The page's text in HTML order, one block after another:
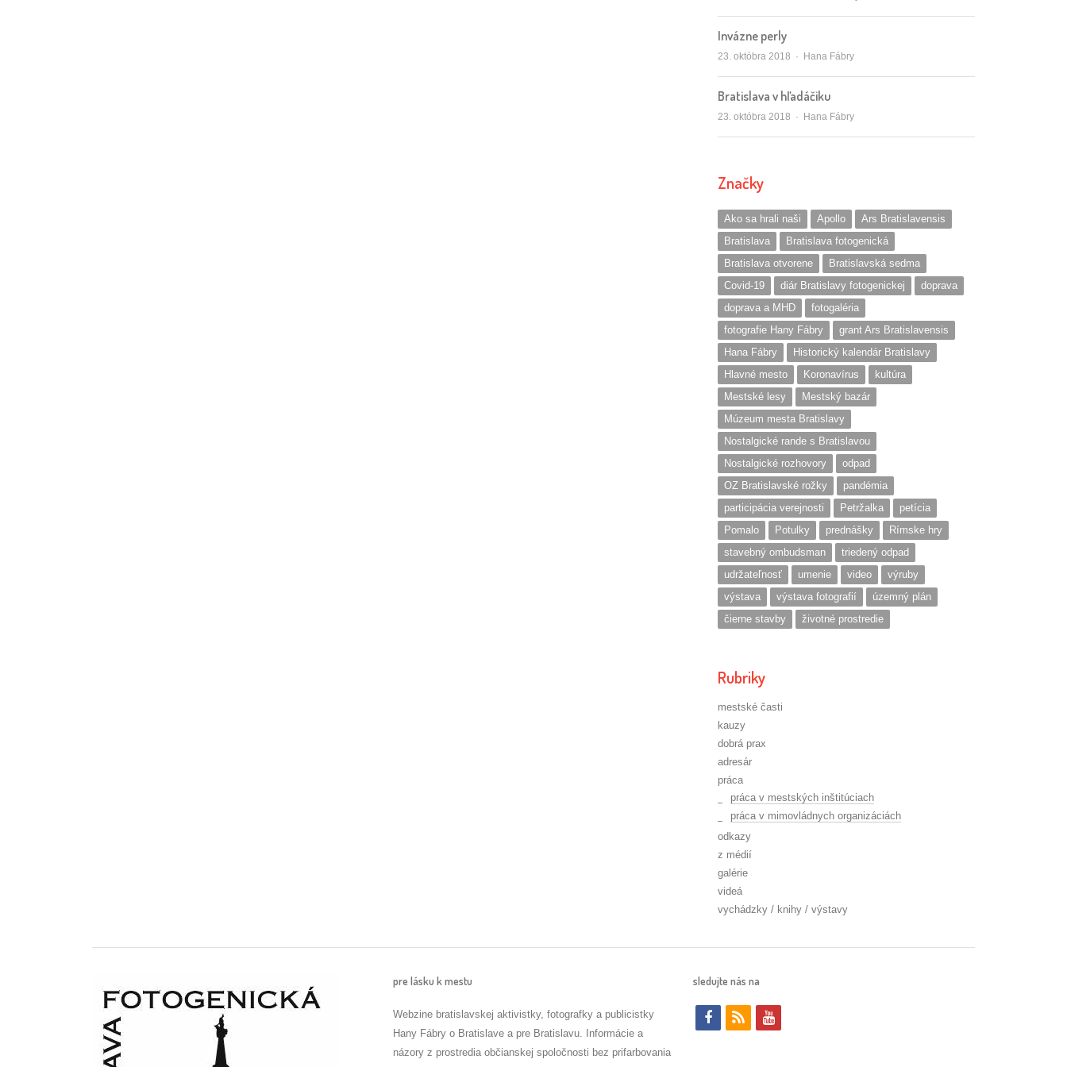
Invázne perly
23. októbra 2018 Autor/ka
Hana Fábry
Bratislava v hľadáčiku
23. októbra 2018 Autor/ka
Hana Fábry
Značky
Ako sa hrali naši Apollo
Ars Bratislavensis
Bratislava
Bratislava fotogenická
Bratislava otvorene
Bratislavská sedma
Covid-19
diár Bratislavy fotogenickej
doprava
doprava a MHD
fotogaléria
fotografie Hany Fábry
grant Ars Bratislavensis
Hana Fábry
Historický kalendár Bratislavy
Hlavné mesto
Koronavírus
kultúra
Mestské lesy
Mestský bazár
Múzeum mesta Bratislavy
Nostalgické rande s Bratislavou
Nostalgické rozhovory
odpad
OZ Bratislavské rožky
pandémia
participácia verejnosti
Petržalka
petícia
Pomalo
Potulky prednášky
Rímske hry
stavebný ombudsman
triedený odpad
udržateľnosť
umenie video
výruby
výstava
výstava fotografií
územný plán
čierne stavby
životné prostredie
Rubriky
mestské časti
kauzy
dobrá prax
adresár
práca
práca v mestských inštitúciach
práca v mimovládnych organizáciách
odkazy
z médií
galérie
videá
vychádzky / knihy / výstavy
pre lásku k mestu
Webzine bratislavskej aktivistky, fotografky a publicistky
Hany Fábry o Bratislave a pre Bratislavu. Informácie a
názory z prostredia občianskej spoločnosti bez prifarbovania
sledujte nás na
f
r
y